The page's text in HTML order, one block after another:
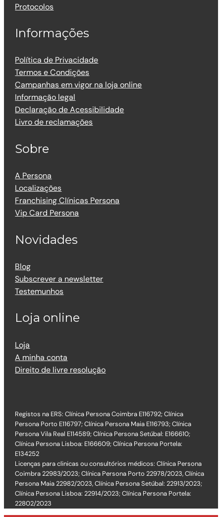
Protocolos
Informações
Política de Privacidade
Termos e Condições
Campanhas em vigor na loja online
Informação legal
Declaração de Acessibilidade
Livro de reclamações
Sobre
A Persona
Localizações
Franchising Clínicas Persona
Vip Card Persona
Novidades
Blog
Subscrever a newsletter
Testemunhos
Loja online
Loja
A minha conta
Direito de livre resolução
Registos na ERS: Clínica Persona Coimbra E116792; Clínica
Persona Porto E116797; Clínica Persona Maia E116793; Clínica
Persona Vila Real E114589; Clínica Persona Setúbal: E166610;
Clínica Persona Lisboa: E166609; Clínica Persona Portela:
E134252
Licenças para clinicas ou consultórios médicos: Clínica Persona
Coimbra 22983/2023; Clínica Persona Porto 22978/2023, Clínica
Persona Maia 22982/2023, Clínica Persona Setúbal: 22913/2023;
Clínica Persona Lisboa: 22914/2023; Clínica Persona Portela:
22802/2023